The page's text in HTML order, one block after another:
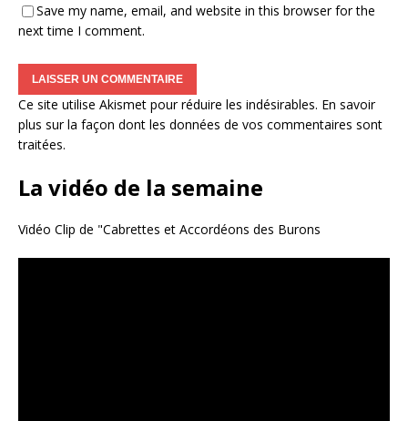
Save my name, email, and website in this browser for the
next time I comment.
Ce site utilise Akismet pour réduire les indésirables. En savoir
plus sur la façon dont les données de vos commentaires sont
traitées.
La vidéo de la semaine
Vidéo Clip de "Cabrettes et Accordéons des Burons